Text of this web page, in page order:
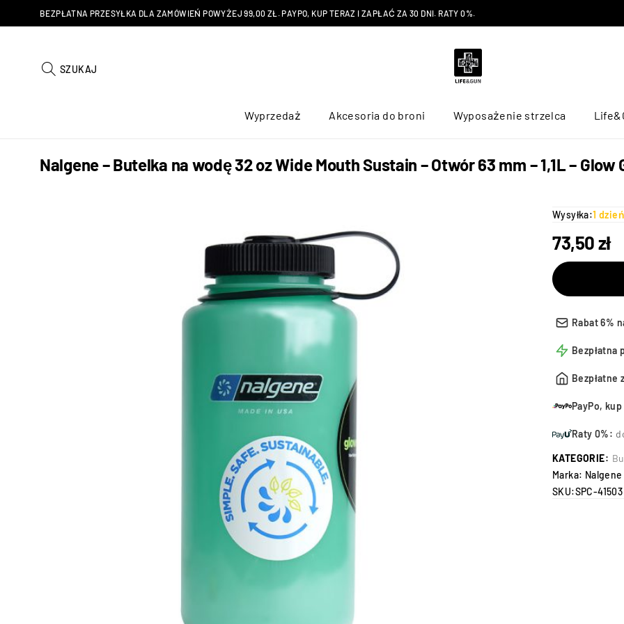
BEZPŁATNA PRZESYŁKA DLA ZAMÓWIEŃ POWYŻEJ 99,00 ZŁ. PAYPO, KUP TERAZ I ZAPŁAĆ ZA 30 DNI. RATY 0%.
SZUKAJ
Wyprzedaż Akcesoria do broni Wyposażenie strzelca
Nalgene – Butelka na wodę 32 oz Wide Mouth Sustain – Otwór 63 mm – 1,1L –
Wysyłka:1
73,50zł
Rabat 6%
Bezpłatna
Bezpłatne
PayPo,
Raty 0%:
KATEGORIE:
Marka: Nalgene
SKU:SPC-41503